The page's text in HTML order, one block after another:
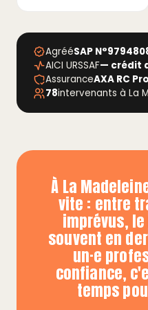
AgrééSAP
AICI URSSAF— crédit
AssuranceAXA RC Pro
78intervenants à La
À La
vite : entre
imprévus,
souvent en
un·e
confiance,
temps